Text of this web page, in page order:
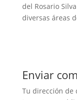
del Rosario
diversas áreas
Enviar
Tu dirección de